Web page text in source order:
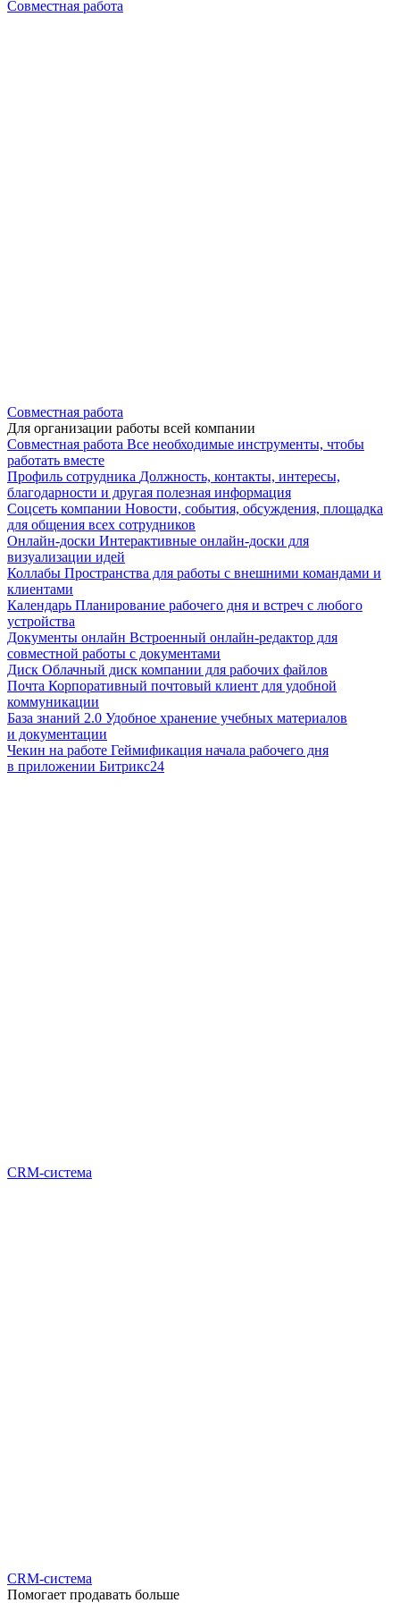
Совместная работа
Совместная работа
Для организации работы всей компании
Совместная работа Все необходимые инструменты, чтобы
работать вместе
Профиль сотрудника Должность, контакты, интересы,
благодарности и другая полезная информация
Соцсеть компании Новости, события, обсуждения, площадка
для общения всех сотрудников
Онлайн-доски Интерактивные онлайн-доски для
визуализации идей
Коллабы Пространства для работы с внешними командами и
клиентами
Календарь Планирование рабочего дня и встреч с любого
устройства
Документы онлайн Встроенный онлайн-редактор для
совместной работы с документами
Диск Облачный диск компании для рабочих файлов
Почта Корпоративный почтовый клиент для удобной
коммуникации
База знаний 2.0 Удобное хранение учебных материалов
и документации
Чекин на работе Геймификация начала рабочего дня
в приложении Битрикс24
CRM-система
CRM-система
Помогает продавать больше